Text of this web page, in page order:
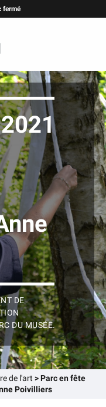
fermé
DE
DU MUSÉE.
de l'art >Parc en fête
Poivilliers